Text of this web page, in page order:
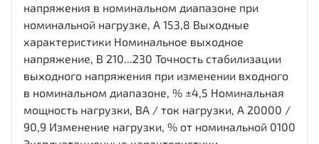
напряжения в номинальном диапазоне при
номинальной нагрузке, А 153,8 Выходные
характеристики Номинальное выходное
напряжение, В 210...230 Точность стабилизации
выходного напряжения при изменении входного
в номинальном диапазоне, % ±4,5 Номинальная
мощность нагрузки, ВА / ток нагрузки, А 20000 /
90,9 Изменение нагрузки, % от номинальной 0100